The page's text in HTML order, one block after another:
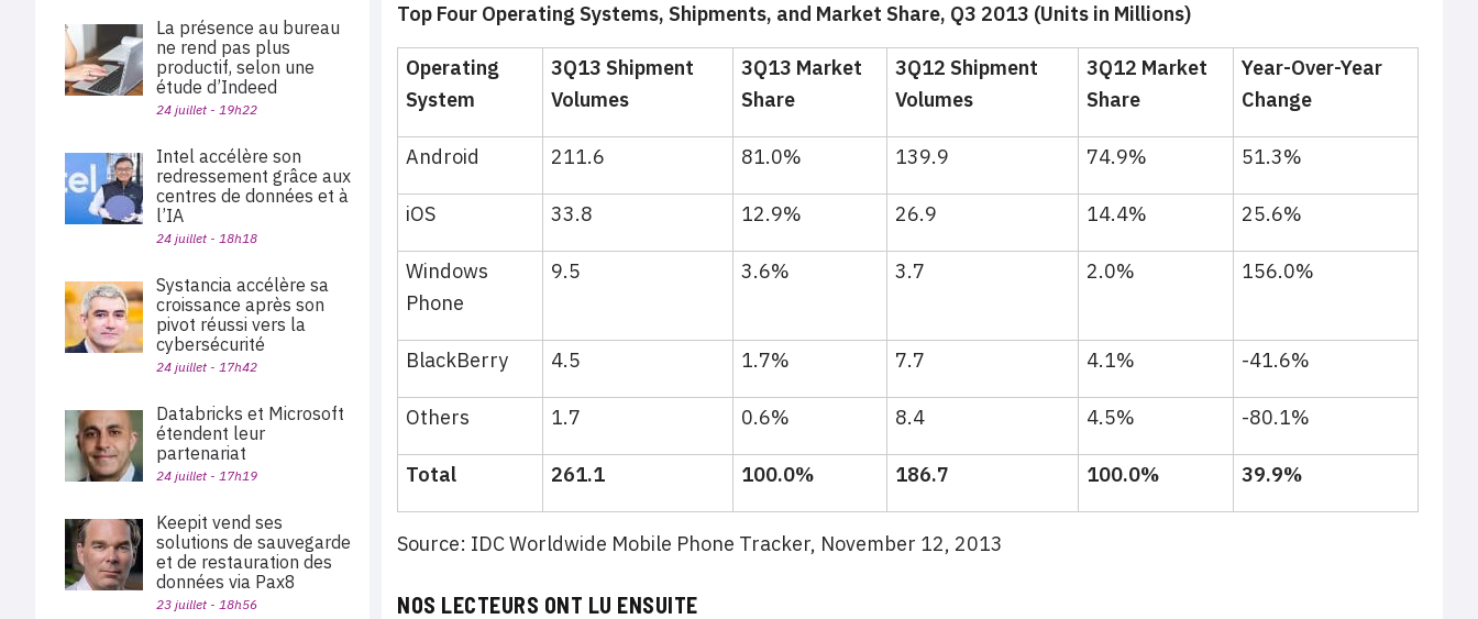
Top Four Operating Systems, Shipments, and Market Share, Q3 2013 (Units in Millions)
Operating
System
3Q13 Shipment
Volumes
3Q13 Market
Share
3Q12 Shipment
Volumes
3Q12 Market
Share
Year-Over-Year
Change
Android 211.6 81.0% 139.9 74.9% 51.3%
iOS 33.8 12.9% 26.9 14.4% 25.6%
Windows
Phone
9.5 3.6% 3.7 2.0% 156.0%
BlackBerry 4.5 1.7% 7.7 4.1% -41.6%
Others 1.7 0.6% 8.4 4.5% -80.1%
Total 261.1 100.0% 186.7 100.0% 39.9%
Source: IDC Worldwide Mobile Phone Tracker, November 12, 2013
NOS LECTEURS ONT LU ENSUITE
La présence au bureau
ne rend pas plus
productif, selon une
étude d’Indeed
24 juillet - 19h22
Intel accélère son
redressement grâce aux
centres de données et à
l’IA
24 juillet - 18h18
Systancia accélère sa
croissance après son
pivot réussi vers la
cybersécurité
24 juillet - 17h42
Databricks et Microsoft
étendent leur
partenariat
24 juillet - 17h19
Keepit vend ses
solutions de sauvegarde
et de restauration des
données via Pax8
23 juillet - 18h56